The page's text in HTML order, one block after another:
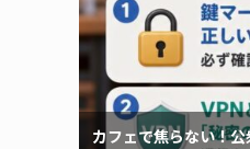
カフェで焦らない！